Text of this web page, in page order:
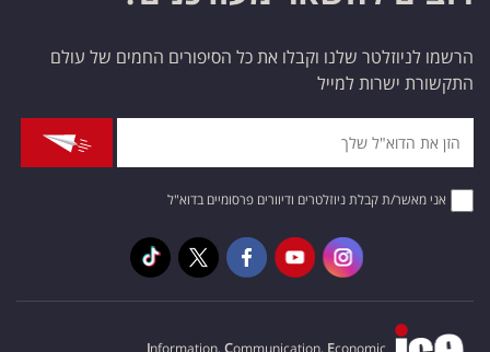
הרשמו לניוזלטר שלנו וקבלו את כל הסיפורים החמים של עולם
התקשורת ישרות למייל
אני מאשר/ת קבלת ניוזלטרים ודיוורים פרסומיים בדוא"ל
Information, Communication, Economic